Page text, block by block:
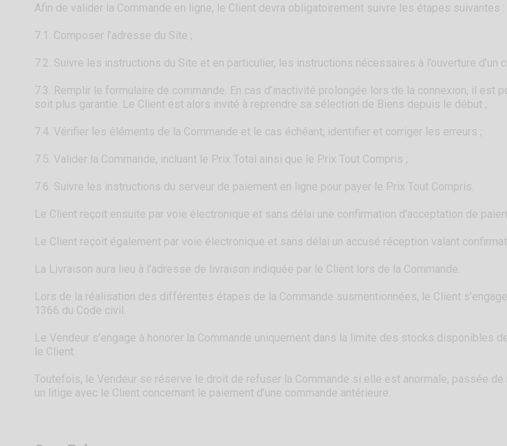
Afin de valider la Commande en ligne, le Client devra obligatoirement suivre les étapes suivantes :
7.1. Composer l’adresse du Site ;
7.2. Suivre les instructions du Site et en particulier, les instructions nécessaires à l’ouverture d’un
7.3. Remplir le formulaire de commande. En cas d’inactivité prolongée lors de la connexion, il
soit plus garantie. Le Client est alors invité à reprendre sa sélection de Biens depuis le début ;
7.4. Vérifier les éléments de la Commande et le cas échéant, identifier et corriger les erreurs ;
7.5. Valider la Commande, incluant le Prix Total ainsi que le Prix Tout Compris ;
7.6. Suivre les instructions du serveur de paiement en ligne pour payer le Prix Tout Compris.
Le Client reçoit ensuite par voie électronique et sans délai une confirmation d’acceptation de
Le Client reçoit également par voie électronique et sans délai un accusé réception valant
La Livraison aura lieu à l’adresse de livraison indiquée par le Client lors de la Commande.
Lors de la réalisation des différentes étapes de la Commande susmentionnées, le Client
1366 du Code civil.
Le Vendeur s’engage à honorer la Commande uniquement dans la limite des stocks disponibles
le Client.
Toutefois, le Vendeur se réserve le droit de refuser la Commande si elle est anormale, passée
un litige avec le Client concernant le paiement d’une commande antérieure.